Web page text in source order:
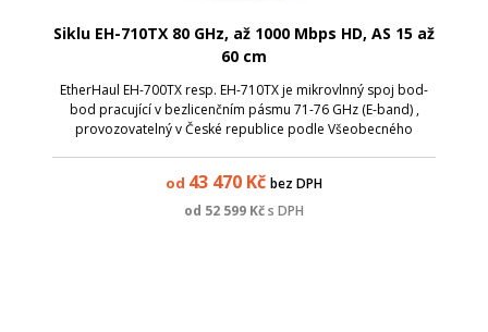
Siklu EH-710TX 80 GHz, až 1000 Mbps HD, AS 15 až
60 cm
EtherHaul EH-700TX resp. EH-710TX je mikrovlnný spoj bod-
bod pracující v bezlicenčním pásmu 71-76 GHz (E-band) ,
provozovatelný v České republice podle Všeobecného
od 43 470 Kč bez DPH
od 52 599 Kčs DPH